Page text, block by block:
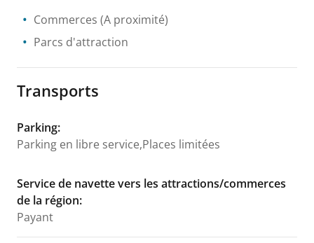
Commerces (A proximité)
Parcs d'attraction
Transports
Parking:
Parking en libre service,Places limitées
Service de navette vers les attractions/commerces
de la région:
Payant